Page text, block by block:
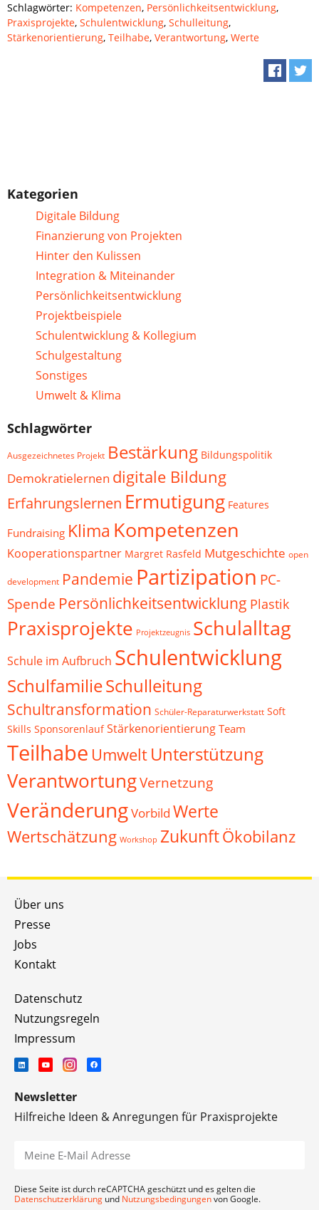
Schlagwörter: Kompetenzen, Persönlichkeitsentwicklung,
Praxisprojekte, Schulentwicklung, Schulleitung,
Stärkenorientierung, Teilhabe, Verantwortung, Werte
Kategorien
Digitale Bildung
Finanzierung von Projekten
Hinter den Kulissen
Integration & Miteinander
Persönlichkeitsentwicklung
Projektbeispiele
Schulentwicklung & Kollegium
Schulgestaltung
Sonstiges
Umwelt & Klima
Schlagwörter
Ausgezeichnetes Projekt Bestärkung Bildungspolitik
Demokratielernen digitale Bildung
Erfahrungslernen Ermutigung Features
Fundraising Klima Kompetenzen
Kooperationspartner Margret Rasfeld Mutgeschichte open
development Pandemie Partizipation PC-
Spende Persönlichkeitsentwicklung Plastik
Praxisprojekte Projektzeugnis Schulalltag
Schule im Aufbruch Schulentwicklung
SchulfamilieSchulleitung
Schultransformation Schüler-Reparaturwerkstatt Soft
Skills Sponsorenlauf Stärkenorientierung Team
Teilhabe Umwelt Unterstützung
VerantwortungVernetzung
VeränderungVorbild Werte
Wertschätzung Workshop ZukunftÖkobilanz
Über uns
Presse
Jobs
Kontakt
Datenschutz
Nutzungsregeln
Impressum
Newsletter
Hilfreiche Ideen & Anregungen für Praxisprojekte
Diese Seite ist durch reCAPTCHA geschützt und es gelten die
Datenschutzerklärung und Nutzungsbedingungenvon Google.